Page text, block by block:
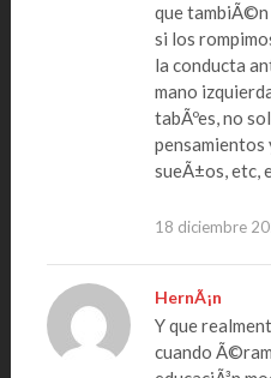
que tambiÃ©n
si los
la conducta
mano
tabÃºes, no
sueÃ±os, etc,
18 diciembre
HernÃ¡n
Y que
cuando